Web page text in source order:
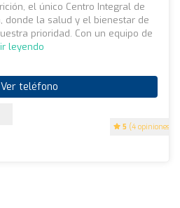
5 (4 opiniones)
el único Centro Integral de
donde la salud y el bienestar de
prioridad. Con un equipo de
leyendo
Ver teléfono